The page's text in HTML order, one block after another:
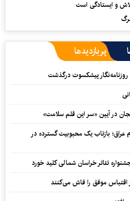
و ایستادگی است
پربازدیدها
روزنامه‌نگار پیشکسوت درگذشت
عراق؛ بازتاب یک محبوبیت گسترده در
تئاتر خراسان شمالی کلید خورد
اقتباس موفق را فاش می‌کنند